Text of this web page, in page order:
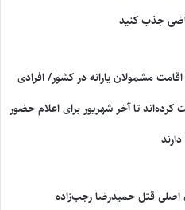
جذب کنید
اقامت مشمولان یارانه در کشور/ افرادی
کرده‌اند تا آخر شهریور برای اعلام حضور
اصلی قتل حمیدرضا رجب‌زاده